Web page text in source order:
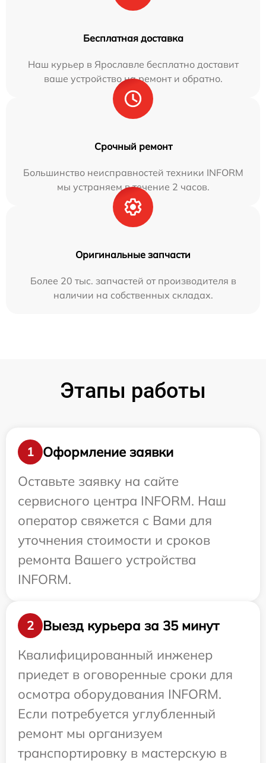
Бесплатная доставка
Наш курьер в Ярославле бесплатно доставит
ваше устройство на ремонт и обратно.
Срочный ремонт
Большинство неисправностей техники INFORM
мы устраняем в течение 2 часов.
Оригинальные запчасти
Более 20 тыс. запчастей от производителя в
наличии на собственных складах.
Этапы работы
1
Оформление заявки
Оставьте заявку на сайте
сервисного центра INFORM. Наш
оператор свяжется с Вами для
уточнения стоимости и сроков
ремонта Вашего устройства
INFORM.
2
Выезд курьера за 35 минут
Квалифицированный инженер
приедет в оговоренные сроки для
осмотра оборудования INFORM.
Если потребуется углубленный
ремонт мы организуем
транспортировку в мастерскую в